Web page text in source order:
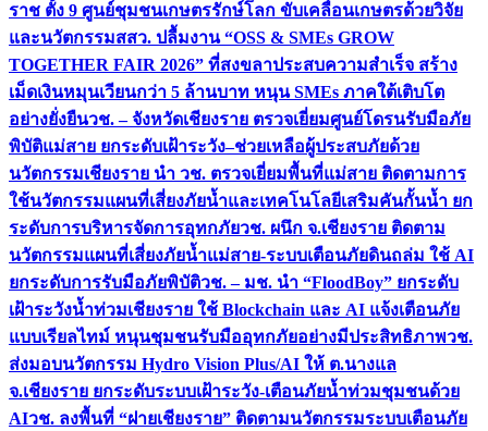
ราช ตั้ง 9 ศูนย์ชุมชนเกษตรรักษ์โลก ขับเคลื่อนเกษตรด้วยวิจัย
และนวัตกรรมสสว. ปลื้มงาน “OSS & SMEs GROW
TOGETHER FAIR 2026” ที่สงขลาประสบความสำเร็จ สร้าง
เม็ดเงินหมุนเวียนกว่า 5 ล้านบาท หนุน SMEs ภาคใต้เติบโต
อย่างยั่งยืนวช. – จังหวัดเชียงราย ตรวจเยี่ยมศูนย์โดรนรับมือภัย
พิบัติแม่สาย ยกระดับเฝ้าระวัง–ช่วยเหลือผู้ประสบภัยด้วย
นวัตกรรมเชียงราย นำ วช. ตรวจเยี่ยมพื้นที่แม่สาย ติดตามการ
ใช้นวัตกรรมแผนที่เสี่ยงภัยน้ำและเทคโนโลยีเสริมคันกั้นน้ำ ยก
ระดับการบริหารจัดการอุทกภัยวช. ผนึก จ.เชียงราย ติดตาม
นวัตกรรมแผนที่เสี่ยงภัยน้ำแม่สาย-ระบบเตือนภัยดินถล่ม ใช้ AI
ยกระดับการรับมือภัยพิบัติวช. – มช. นำ “FloodBoy” ยกระดับ
เฝ้าระวังน้ำท่วมเชียงราย ใช้ Blockchain และ AI แจ้งเตือนภัย
แบบเรียลไทม์ หนุนชุมชนรับมืออุทกภัยอย่างมีประสิทธิภาพวช.
ส่งมอบนวัตกรรม Hydro Vision Plus/AI ให้ ต.นางแล
จ.เชียงราย ยกระดับระบบเฝ้าระวัง-เตือนภัยน้ำท่วมชุมชนด้วย
AIวช. ลงพื้นที่ “ฝายเชียงราย” ติดตามนวัตกรรมระบบเตือนภัย